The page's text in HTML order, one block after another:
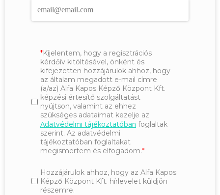
Kijelentem, hogy a regisztrációs
kérdőív kitöltésével, önként és
kifejezetten hozzájárulok ahhoz, hogy
az általam megadott e-mail címre
(a/az) Alfa Kapos Képző Központ Kft.
képzési értesítő szolgáltatást
nyújtson, valamint az ehhez
szükséges adataimat kezelje az
Adatvédelmi tájékoztatóban foglaltak
szerint. Az adatvédelmi
tájékoztatóban foglaltakat
megismertem és elfogadom.
Hozzájárulok ahhoz, hogy az Alfa Kapos
Képző Központ Kft. hírlevelet küldjön
részemre.